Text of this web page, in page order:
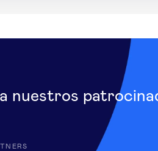
nuestros